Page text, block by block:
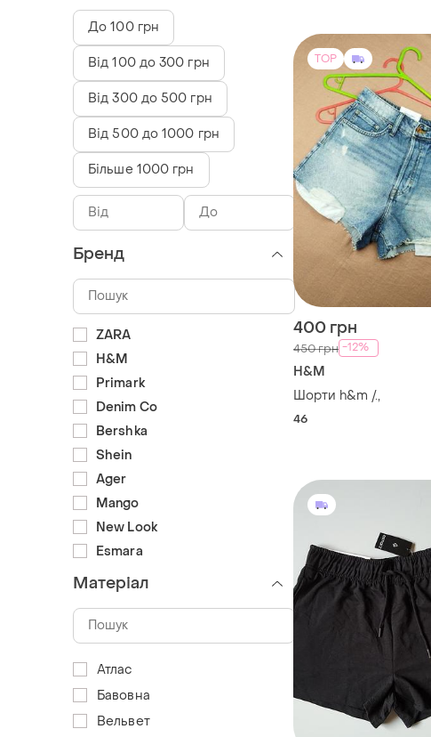
TOP
400 грн
450 грн -12%
H&M
Шорти h&m /.,
46
До 100 грн
Від 100 до 300 грн
Від 300 до 500 грн
Від 500 до 1000 грн
Більше 1000 грн
Бренд
ZARA
H&M
Primark
Denim Co
Bershka
Shein
Ager
Mango
New Look
Esmara
Матеріал
Атлас
Бавовна
Вельвет